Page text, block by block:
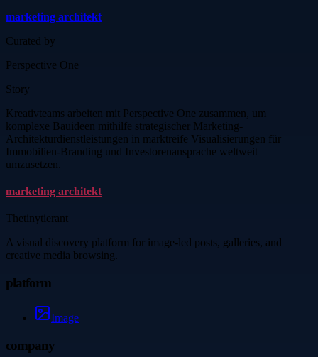
marketing architekt
Curated by
Perspective One
Story
Kreativteams arbeiten mit Perspective One zusammen, um
komplexe Bauideen mithilfe strategischer Marketing-
Architekturdienstleistungen in marktreife Visualisierungen für
Immobilien-Branding und Investorenansprache weltweit
umzusetzen.
marketing architekt
Thetinytierant
A visual discovery platform for image-led posts, galleries, and
creative media browsing.
platform
Image
company